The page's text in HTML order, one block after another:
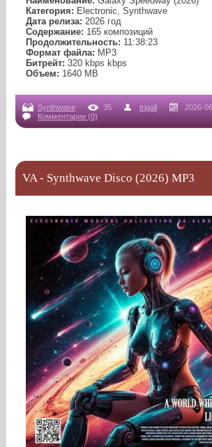
Категория: Electronic, Synthwave
Дата релиза: 2026 год
Содержание: 165 композиций
Продолжительность: 11:38:23
Формат файла: MP3
Битрейт: 320 kbps kbps
Объем: 1640 МB
Synthwave 35 trigall
2026-
Комментарии (0)
VA - Synthwave Disco (2026) MP3